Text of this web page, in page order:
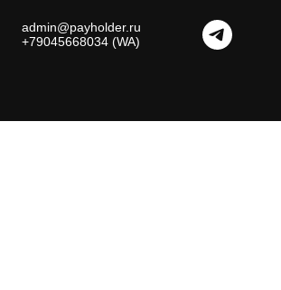
admin@payholder.ru
+79045668034 (WA)